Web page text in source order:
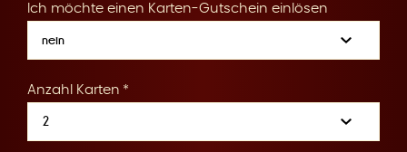
e
Ich möchte einen Karten-Gutschein einlösen
Anzahl Karten